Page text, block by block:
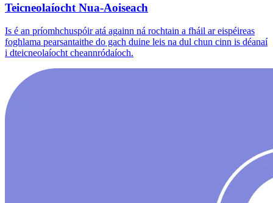
Teicneolaíocht Nua-Aoiseach
Is é an príomhchuspóir atá againn ná rochtain a fháil ar eispéireas
foghlama pearsantaithe do gach duine leis na dul chun cinn is déanaí
i dteicneolaíocht cheannródaíoch.